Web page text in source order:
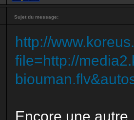
Sujet du message:
http://
file=http://
Encore une